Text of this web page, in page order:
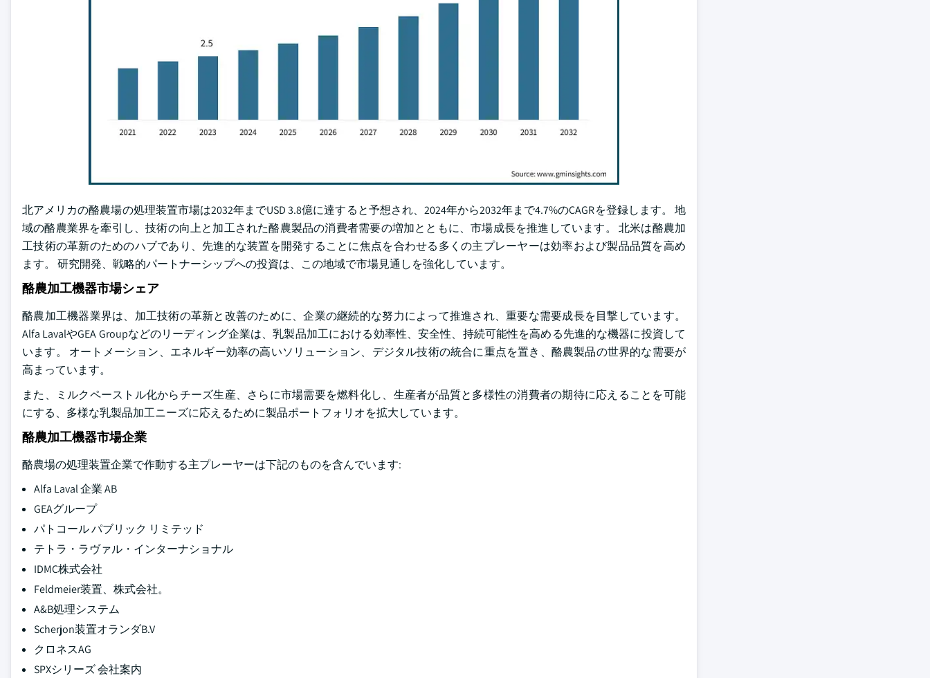
北アメリカの酪農場の処理装置市場は2032年までUSD 3.8億に達すると予想され、2024年から2032年まで4.7%のCAGRを登録します。 地
域の酪農業界を牽引し、技術の向上と加工された酪農製品の消費者需要の増加とともに、市場成長を推進しています。 北米は酪農加
工技術の革新のためのハブであり、先進的な装置を開発することに焦点を合わせる多くの主プレーヤーは効率および製品品質を高め
ます。 研究開発、戦略的パートナーシップへの投資は、この地域で市場見通しを強化しています。
酪農加工機器市場シェア
酪農加工機器業界は、加工技術の革新と改善のために、企業の継続的な努力によって推進され、重要な需要成長を目撃しています。
Alfa LavalやGEA Groupなどのリーディング企業は、乳製品加工における効率性、安全性、持続可能性を高める先進的な機器に投資して
います。 オートメーション、エネルギー効率の高いソリューション、デジタル技術の統合に重点を置き、酪農製品の世界的な需要が
高まっています。
また、ミルクペーストル化からチーズ生産、さらに市場需要を燃料化し、生産者が品質と多様性の消費者の期待に応えることを可能
にする、多様な乳製品加工ニーズに応えるために製品ポートフォリオを拡大しています。
酪農加工機器市場企業
酪農場の処理装置企業で作動する主プレーヤーは下記のものを含んでいます:
Alfa Laval 企業 AB
GEAグループ
パトコール パブリック リミテッド
テトラ・ラヴァル・インターナショナル
IDMC株式会社
Feldmeier装置、株式会社。
A&B処理システム
Scherjon装置オランダB.V
クロネスAG
SPXシリーズ 会社案内